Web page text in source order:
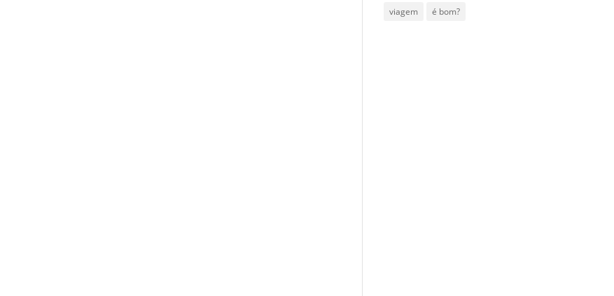
viagem
é bom?